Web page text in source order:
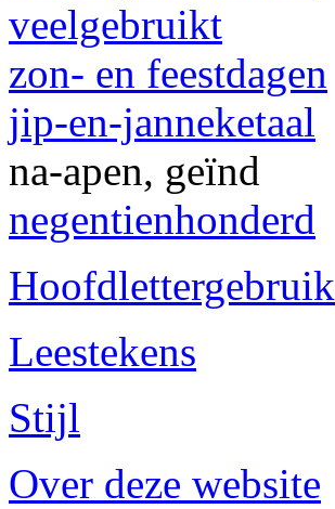
veelgebruikt
zon- en feestdagen
jip-en-janneketaal
na-apen, geïnd
negentienhonderd
Hoofdlettergebruik
Leestekens
Stijl
Over deze website